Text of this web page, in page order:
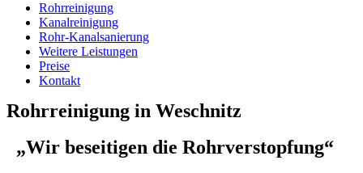
Rohrreinigung
Kanalreinigung
Rohr-Kanalsanierung
Weitere Leistungen
Preise
Kontakt
Rohrreinigung in Weschnitz
„Wir beseitigen die Rohrverstopfung“